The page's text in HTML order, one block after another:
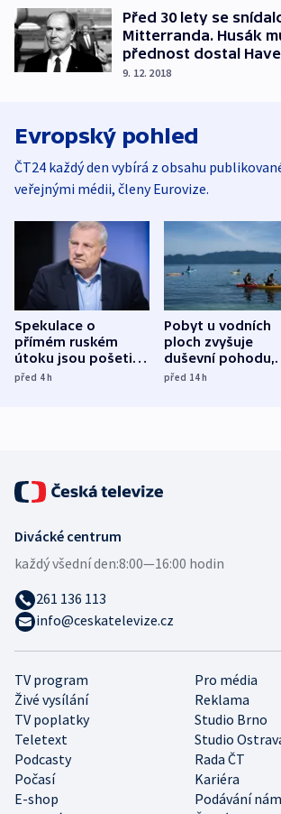
Před 30 lety se
Mitterranda. Husák
přednost dostal
9. 12. 2018
Evropský pohled
ČT24 každý den vybírá z obsahu
veřejnými médii, členy Eurovize.
Spekulace o
přímém ruském
útoku jsou pošetilé,
míní estonský
před 4h
Pobyt u vodních
ploch zvyšuje
duševní pohodu,
ukázala
před 14h
TV program
Pro média
Živé vysílání
Reklama
TV poplatky
Studio Brno
Teletext
Studio
Podcasty
Rada ČT
Počasí
Kariéra
E-shop
Podávání
Divácké centrum
každý všední den:8:00—16:00 hodin
261 136 113
info@ceskatelevize.cz